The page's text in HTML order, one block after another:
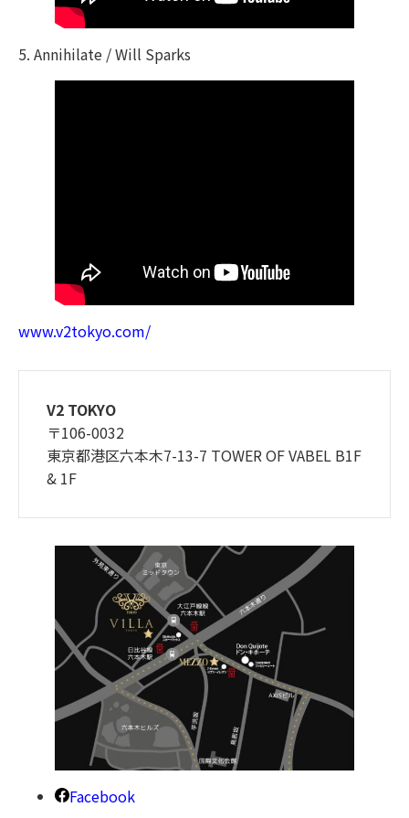
5. Annihilate / Will Sparks
www.v2tokyo.com/
V2 TOKYO
〒106-0032
東京都港区六本木7-13-7 TOWER OF VABEL B1F
& 1F
Facebook